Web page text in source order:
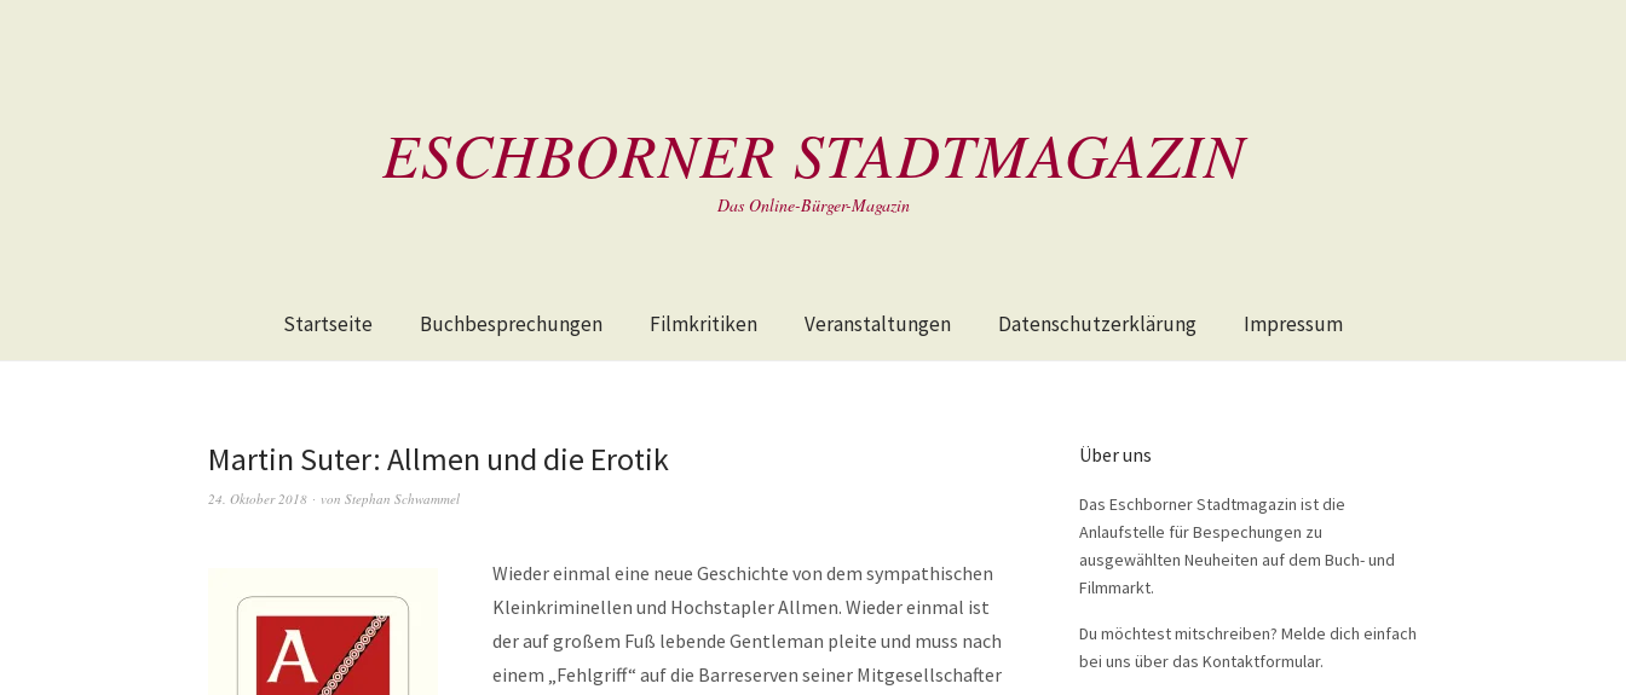
ESCHBORNER STADTMAGAZIN
Das Online-Bürger-Magazin
Startseite Buchbesprechungen Filmkritiken Veranstaltungen Datenschutzerklärung Impressum
Martin Suter: Allmen und die Erotik
24. Oktober 2018 von Stephan Schwammel
Wieder einmal eine neue Geschichte von dem sympathischen
Kleinkriminellen und Hochstapler Allmen. Wieder einmal ist
der auf großem Fuß lebende Gentleman pleite und muss nach
einem „Fehlgriff“ auf die Barreserven seiner Mitgesellschafter
Über uns
Das Eschborner Stadtmagazin ist die
Anlaufstelle für Bespechungen zu
ausgewählten Neuheiten auf dem Buch- und
Filmmarkt.
Du möchtest mitschreiben? Melde dich einfach
bei uns über das Kontaktformular.